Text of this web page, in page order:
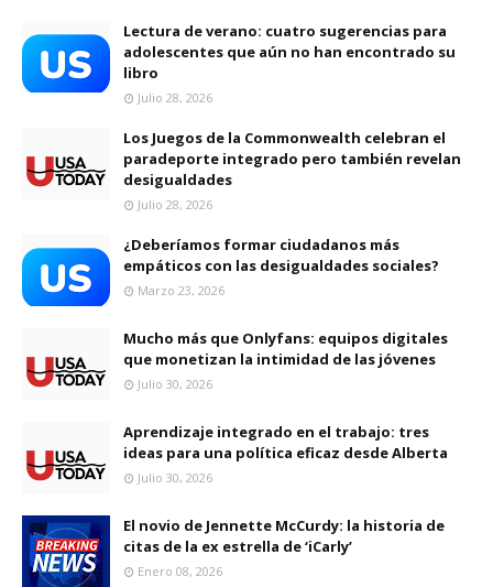
Lectura de verano: cuatro sugerencias para
adolescentes que aún no han encontrado su
libro
Julio 28, 2026
Los Juegos de la Commonwealth celebran el
paradeporte integrado pero también revelan
desigualdades
Julio 28, 2026
¿Deberíamos formar ciudadanos más
empáticos con las desigualdades sociales?
Marzo 23, 2026
Mucho más que Onlyfans: equipos digitales
que monetizan la intimidad de las jóvenes
Julio 30, 2026
Aprendizaje integrado en el trabajo: tres
ideas para una política eficaz desde Alberta
Julio 30, 2026
El novio de Jennette McCurdy: la historia de
citas de la ex estrella de ‘iCarly’
Enero 08, 2026